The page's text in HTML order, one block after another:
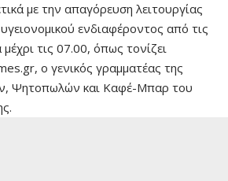
με την απαγόρευση λειτουργίας
ενδιαφέροντος από τις
τις 07.00, όπως τονίζει
ο γενικός γραμματέας της
Ψητοπωλών και Καφέ-Μπαρ του